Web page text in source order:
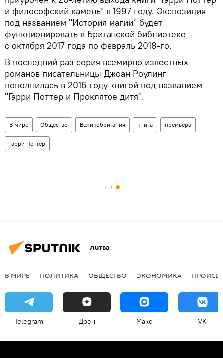
и философский камень" в 1997 году. Экспозиция
под названием "История магии" будет
функционировать в Британской библиотеке
с октября 2017 года по февраль 2018-го.
В последний раз серия всемирно известных
романов писательницы Джоан Роулинг
пополнилась в 2016 году книгой под названием
"Гарри Поттер и Проклятое дитя".
В мире Общество Великобритания книга премьера
Гарри Поттер
Литва
В МИРЕ ПОЛИТИКА ОБЩЕСТВО ЭКОНОМИКА
Telegram Дзен Макс VK